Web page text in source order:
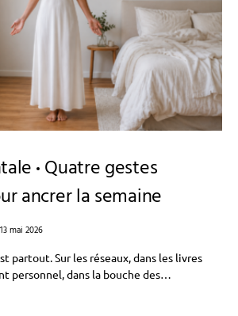
Quatre gestes
ancrer la semaine
13 mai 2026
partout. Sur les réseaux, dans les livres
personnel, dans la bouche des…